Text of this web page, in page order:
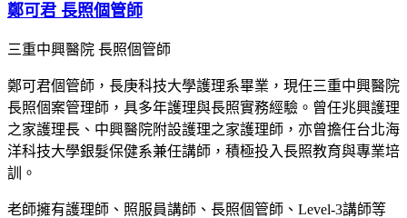
鄭可君 長照個管師
三重中興醫院 長照個管師
鄭可君個管師，長庚科技大學護理系畢業，現任三重中興醫院
長照個案管理師，具多年護理與長照實務經驗。曾任兆興護理
之家護理長、中興醫院附設護理之家護理師，亦曾擔任台北海
洋科技大學銀髮保健系兼任講師，積極投入長照教育與專業培
訓。
老師擁有護理師、照服員講師、長照個管師、Level-3講師等